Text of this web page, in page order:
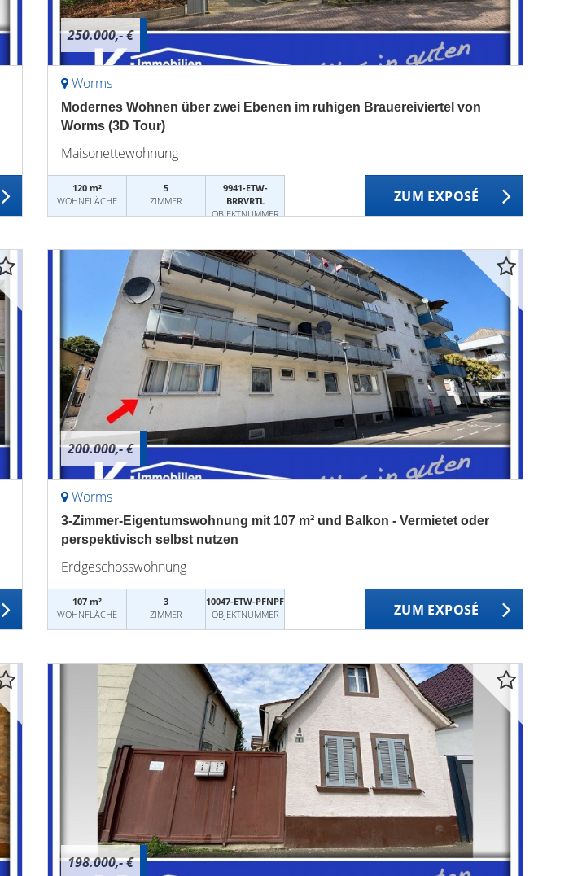
250.000,- €
Worms
Modernes Wohnen über zwei Ebenen im ruhigen Brauereiviertel von
Worms (3D Tour)
Maisonettewohnung
120 m²
WOHNFLÄCHE
5
ZIMMER
9941-ETW-
BRRVRTL
OBJEKTNUMMER
ZUM EXPOSÉ
200.000,- €
Worms
3-Zimmer-Eigentumswohnung mit 107 m² und Balkon - Vermietet oder
perspektivisch selbst nutzen
Erdgeschosswohnung
107 m²
WOHNFLÄCHE
3
ZIMMER
10047-ETW-PFNPF
OBJEKTNUMMER
ZUM EXPOSÉ
198.000,- €